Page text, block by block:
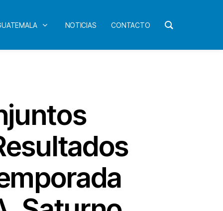
NOTICIAS CONTACTO